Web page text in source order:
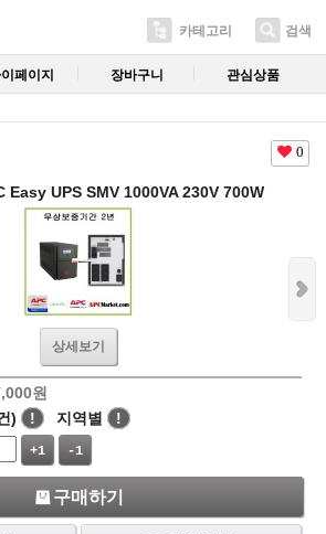
카테고리 검색
페이지 장바구니 관심상품
0
Easy UPS SMV 1000VA 230V 700W
상세보기
원
) ! 지역별
!
+1 -1
구매하기